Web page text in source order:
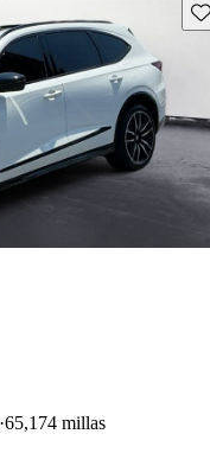
65,174 millas